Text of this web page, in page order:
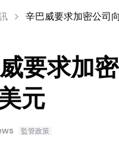
辛巴威要求加密公司
要求加
元
監管政策